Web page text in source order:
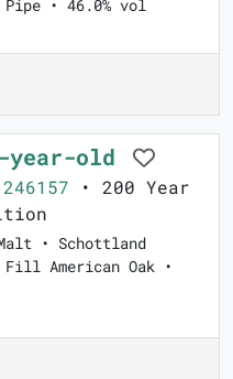
• 46.0% vol
old
246157 • 200 Year
• Schottland
American Oak •